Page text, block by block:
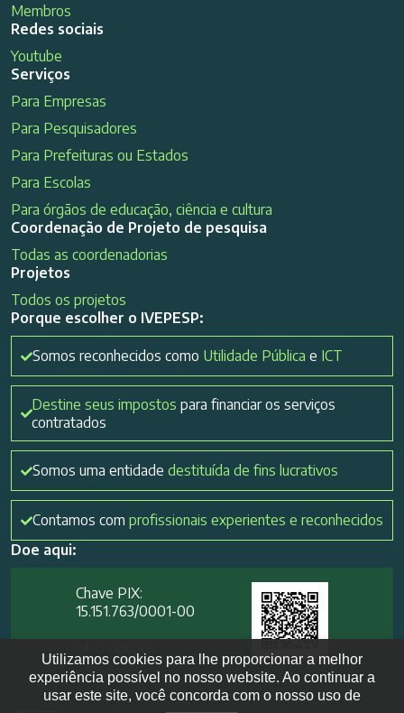
Membros
Redes sociais
Youtube
Serviços
Para Empresas
Para Pesquisadores
Para Prefeituras ou Estados
Para Escolas
Para órgãos de educação, ciência e cultura
Coordenação de Projeto de pesquisa
Todas as coordenadorias
Projetos
Todos os projetos
Porque escolher o IVEPESP:
Somos reconhecidos como Utilidade Pública e ICT
Destine seus impostos para financiar os serviços
contratados
Somos uma entidade destituída de fins lucrativos
Contamos com profissionais experientes e reconhecidos
Doe aqui:
Chave PIX:
15.151.763/0001-00​
Utilizamos cookies para lhe proporcionar a melhor
experiência possível no nosso website. Ao continuar a
usar este site, você concorda com o nosso uso de